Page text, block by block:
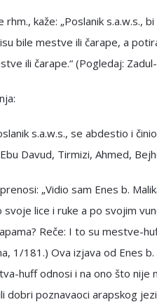
kaže: „Poslanik s.a.w.s.,
bile mestve ili čarape, a
ili čarape.“ (Pogledaj:
s.a.w.s., se abdestio i
Davud, Tirmizi, Ahmed,
„Vidio sam Enes b.
lice i ruke a po svojim
Reče: I to su mestve-
1/181.) Ova izjava od Enes b.
huff odnosi i na ono što nije
dobri poznavaoci arapskog